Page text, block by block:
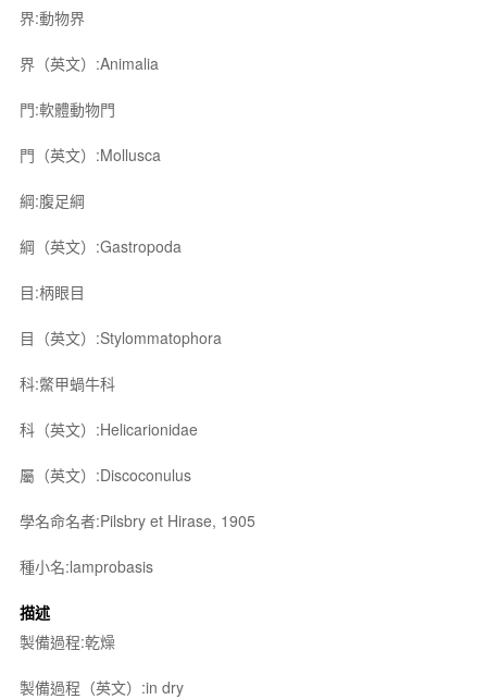
界:動物界
界（英文）:Animalia
門:軟體動物門
門（英文）:Mollusca
綱:腹足綱
綱（英文）:Gastropoda
目:柄眼目
目（英文）:Stylommatophora
科:鱉甲蝸牛科
科（英文）:Helicarionidae
屬（英文）:Discoconulus
學名命名者:Pilsbry et Hirase, 1905
種小名:lamprobasis
描述
製備過程:乾燥
製備過程（英文）:in dry